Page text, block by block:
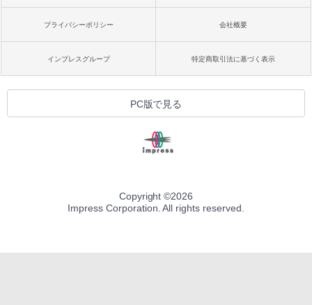
プライバシーポリシー 会社概要
インプレスグループ 特定商取引法に基づく表示
PC版で見る
Copyright ©2026
Impress Corporation. All rights reserved.